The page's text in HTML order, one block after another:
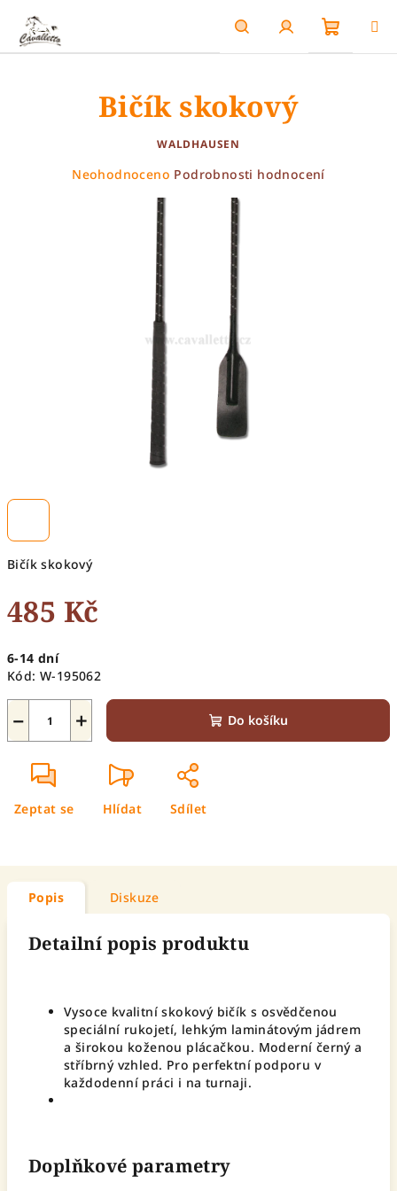
obsah
HledatPřihlášení
Bičík skokový
485 Kč
cena:
6-14 dní
Kód: W-195062
+
− Do košíku
Zeptat se Hlídat Sdílet
Bičík skokový
WALDHAUSEN
Průměrné
Neohodnoceno Podrobnosti hodnocení
Popis Diskuze
Detailní popis produktu
Vysoce kvalitní skokový bičík s osvědčenou
speciální rukojetí, lehkým laminátovým jádrem
a širokou koženou plácačkou. Moderní černý a
stříbrný vzhled. Pro perfektní podporu v
každodenní práci i na turnaji.
Doplňkové parametry